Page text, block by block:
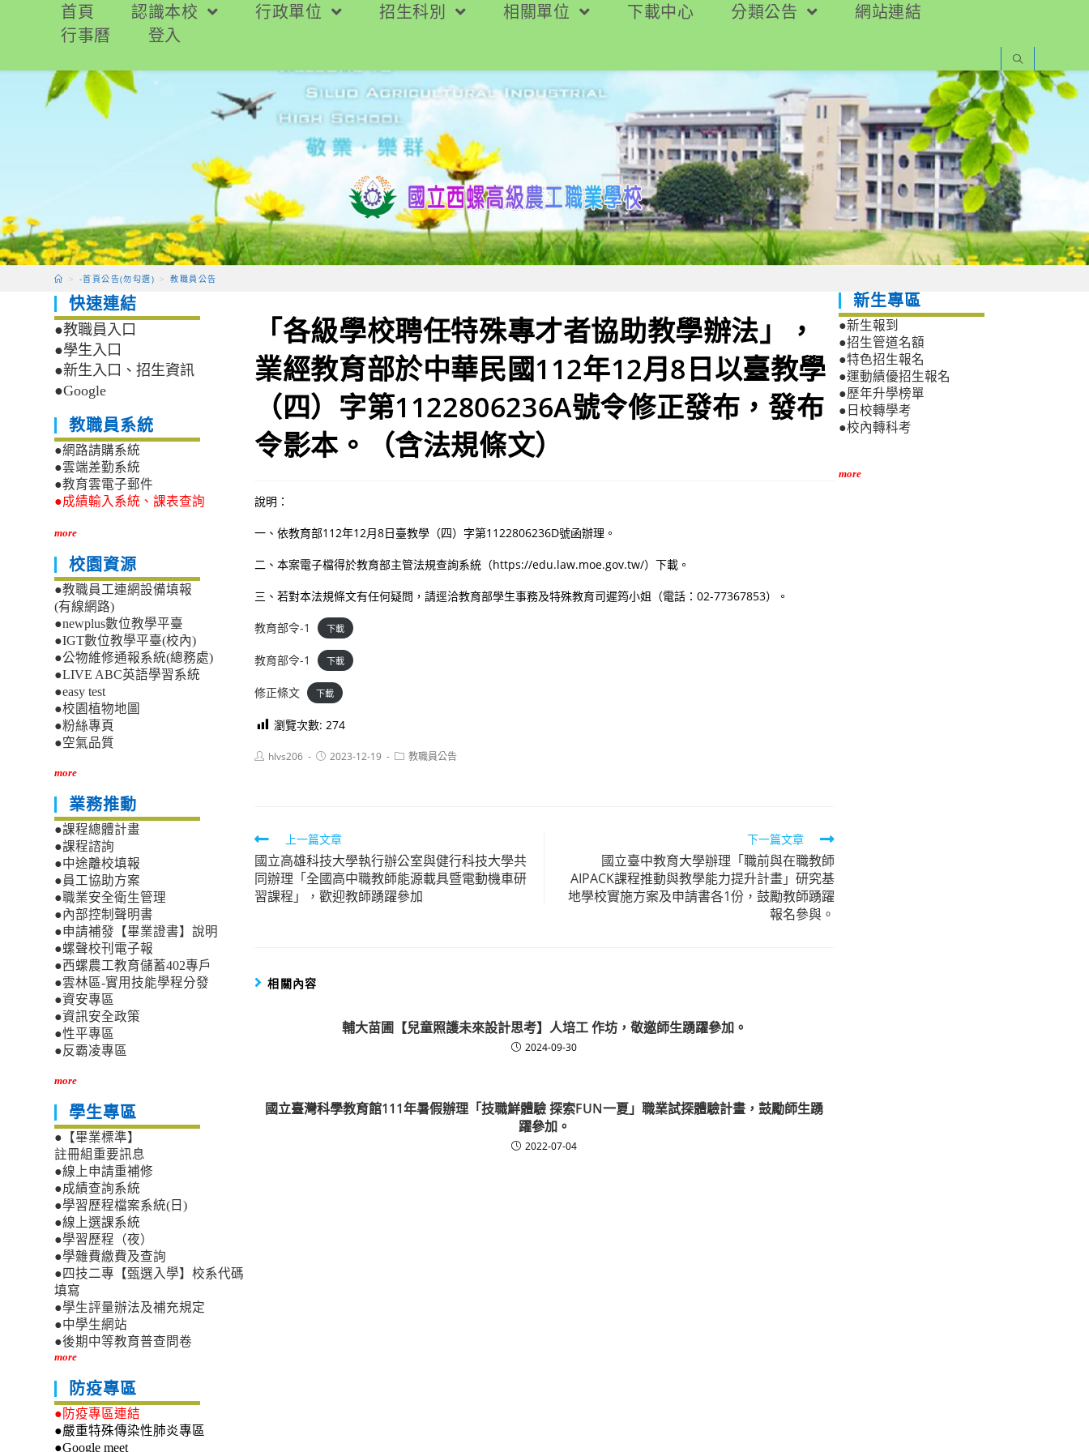
要
首頁 認識本校 行政單位 招生科別 相關單位 下載中心 分類公告
網站連結
行事曆
登入
> -首頁公告(勿勾選) > 教職員公告
「各級學校聘任特殊專才者協助教學辦法」，
業經教育部於中華民國112年12月8日以臺教學
（四）字第1122806236A號令修正發布，發布
令影本。（含法規條文）
說明：
一、依教育部112年12月8日臺教學（四）字第1122806236D號函辦理。
二、本案電子檔得於教育部主管法規查詢系統（https://edu.law.moe.gov.tw/）下載。
三、若對本法規條文有任何疑問，請逕洽教育部學生事務及特殊教育司遲筠小姐（電話：02-77367853）。
教育部令-1 下載
教育部令-1 下載
修正條文 下載
瀏覽次數: 274
Posthlvs206
Post2023-12-19
Post教職員公告
Read
more
articles
上一篇文章
國立高雄科技大學執行辦公室與健行科技大學共
同辦理「全國高中職教師能源載具暨電動機車研
習課程」，歡迎教師踴躍參加
下一篇文章
國立臺中教育大學辦理「職前與在職教師
AIPACK課程推動與教學能力提升計畫」研究基
地學校實施方案及申請書各1份，鼓勵教師踴躍
報名參與。
相關內容
輔大苗圃【兒童照護未來設計思考】人培工 作坊，敬邀師生踴躍參加。
2024-09-30
國立臺灣科學教育館111年暑假辦理「技職鮮體驗 探索FUN一夏」職業試探體驗計畫，鼓勵師生踴
躍參加。
2022-07-04
快速連結
●教職員入口
●學生入口
●新生入口、招生資訊
●Google
教職員系統
●網路請購系統
●雲端差勤系統
●教育雲電子郵件
●成績輸入系統、課表查詢
more
校園資源
●教職員工連網設備填報
(有線網路)
●newplus數位教學平臺
●IGT數位教學平臺(校內)
●公物維修通報系統(總務處)
●LIVE ABC英語學習系統
●easy test
●校園植物地圖
●粉絲專頁
●空氣品質
more
業務推動
●課程總體計畫
●課程諮詢
●中途離校填報
●員工協助方案
●職業安全衛生管理
●內部控制聲明書
●申請補發【畢業證書】說明
●螺聲校刊電子報
●西螺農工教育儲蓄402專戶
●雲林區-實用技能學程分發
●資安專區
●資訊安全政策
●性平專區
●反霸凌專區
more
學生專區
●【畢業標準】
註冊組重要訊息
●線上申請重補修
●成績查詢系統
●學習歷程檔案系統(日)
●線上選課系統
●學習歷程（夜）
●學雜費繳費及查詢
●四技二專【甄選入學】校系代碼
填寫
●學生評量辦法及補充規定
●中學生網站
●後期中等教育普查問卷
more
防疫專區
●防疫專區連結
●嚴重特殊傳染性肺炎專區
●Google meet
新生專區
●新生報到
●招生管道名額
●特色招生報名
●運動績優招生報名
●歷年升學榜單
●日校轉學考
●校內轉科考
more